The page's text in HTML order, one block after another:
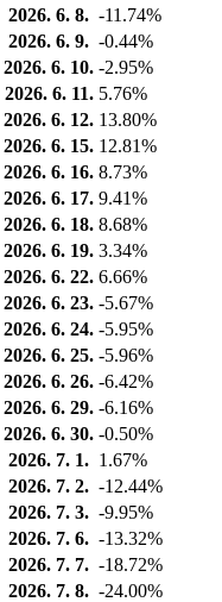
2026. 6. 8. -11.74%
2026. 6. 9. -0.44%
2026. 6. 10. -2.95%
2026. 6. 11. 5.76%
2026. 6. 12. 13.80%
2026. 6. 15. 12.81%
2026. 6. 16. 8.73%
2026. 6. 17. 9.41%
2026. 6. 18. 8.68%
2026. 6. 19. 3.34%
2026. 6. 22. 6.66%
2026. 6. 23. -5.67%
2026. 6. 24. -5.95%
2026. 6. 25. -5.96%
2026. 6. 26. -6.42%
2026. 6. 29. -6.16%
2026. 6. 30. -0.50%
2026. 7. 1. 1.67%
2026. 7. 2. -12.44%
2026. 7. 3. -9.95%
2026. 7. 6. -13.32%
2026. 7. 7. -18.72%
2026. 7. 8. -24.00%